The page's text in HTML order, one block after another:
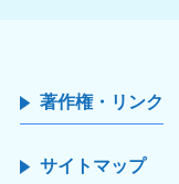
著作権・リンク
サイトマップ